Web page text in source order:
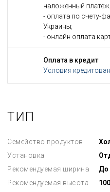
наложенный платеж;
- оплата по счету-
Украины;
- онлайн оплата
Оплата в кредит
Условия
ТИП
Семейство продуктов
Установка
Рекомендуемая ширина
До
Рекомендуемая высота